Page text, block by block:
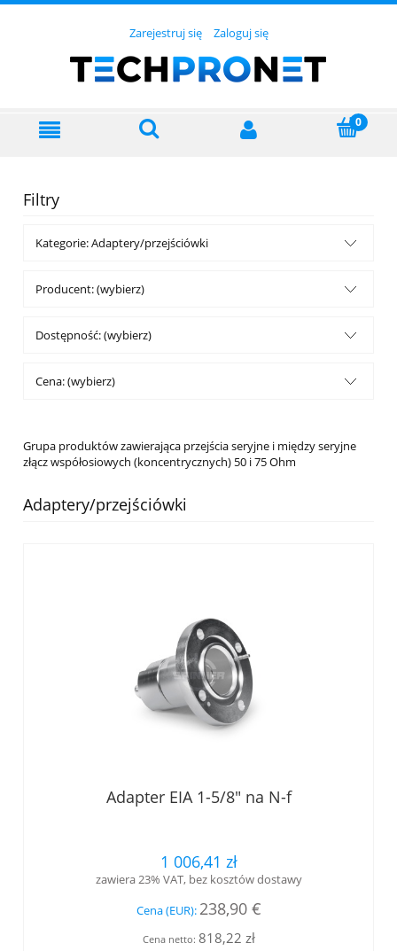
Zarejestruj się Zaloguj się
Filtry
Kategorie: Adaptery/przejściówki
Producent: (wybierz)
Dostępność: (wybierz)
Cena: (wybierz)
Grupa produktów zawierająca przejścia seryjne i między seryjne
złącz współosiowych (koncentrycznych) 50 i 75 Ohm
Adaptery/przejściówki
Adapter EIA 1-5/8" na N-f
1 006,41 zł
zawiera 23% VAT, bez kosztów dostawy
Cena (EUR): 238,90 €
Cena netto: 818,22 zł